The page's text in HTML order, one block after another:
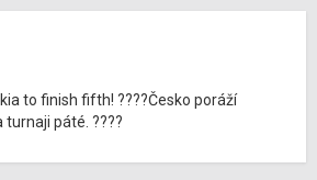
to finish fifth! ????Česko poráží
turnaji páté. ????